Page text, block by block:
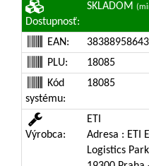
Dostupnosť:
SKLADOM
EAN:
PLU:
18085
Kód
systému:
18085
Výrobca:
ETI
Adresa : ETI
Logistics